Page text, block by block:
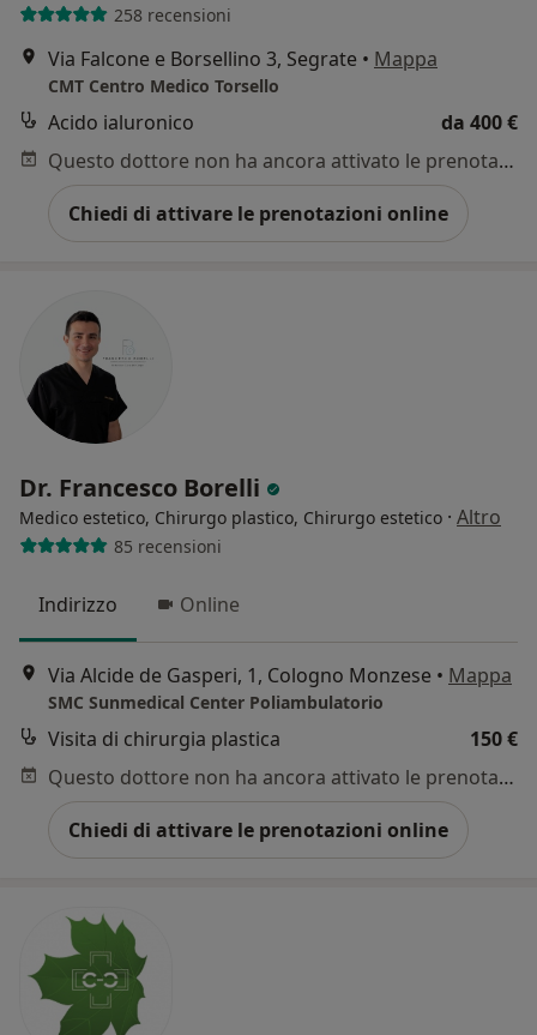
258 recensioni
Via Falcone e Borsellino 3, Segrate • Mappa
CMT Centro Medico Torsello
Acido ialuronico
da 400 €
Questo dottore non ha ancora attivato le prenotazioni online presso questo indirizzo.
Chiedi di attivare le prenotazioni online
Dr. Francesco Borelli
Medico estetico, Chirurgo plastico, Chirurgo estetico · Altro
85 recensioni
Indirizzo Online
Via Alcide de Gasperi, 1, Cologno Monzese • Mappa
SMC Sunmedical Center Poliambulatorio
Visita di chirurgia plastica
150 €
Questo dottore non ha ancora attivato le prenotazioni online presso questo indirizzo.
Chiedi di attivare le prenotazioni online